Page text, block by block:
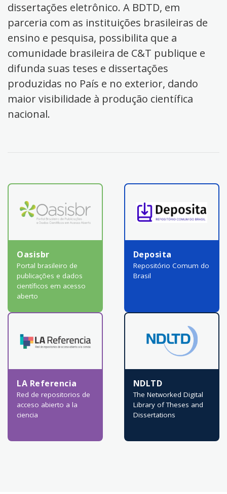
dissertações eletrônico. A BDTD, em
parceria com as instituições brasileiras de
ensino e pesquisa, possibilita que a
comunidade brasileira de C&T publique e
difunda suas teses e dissertações
produzidas no País e no exterior, dando
maior visibilidade à produção científica
nacional.
Oasisbr
Portal brasileiro de
publicações e dados
científicos em acesso
aberto
Deposita
Repositório Comum do
Brasil
LA Referencia
Red de repositorios de
acceso abierto a la
ciencia
NDLTD
The Networked Digital
Library of Theses and
Dissertations